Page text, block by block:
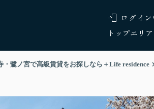
ログイン
トップエリ
・鷺ノ宮で高級賃貸をお探しなら＋Life residence